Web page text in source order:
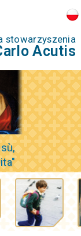
stowarzyszenia
Acutis